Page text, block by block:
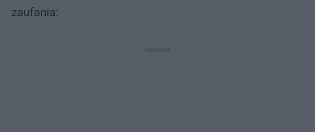
zaufania: